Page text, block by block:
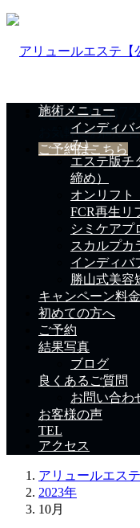
0263-87-8724
お気軽にお問い
ご予約はこちら
施術メニュー
インディバ
み）
エステ版チ
締め）
オンリフト
FCR再生リ
シミケアプ
スカルプカ
インディバ
勝山式美容
キャンペーン料金
初めての方へ
ご予約
結果写真
ブログ
良くあるご質問
お問い合わ
お客様の声
TEL
アクセス
アリュールエステ
2023年
10月